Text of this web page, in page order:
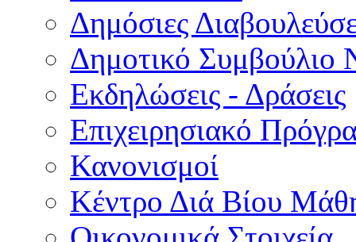
Δημόσιες
Δημοτικό Συμβούλιο
Εκδηλώσεις - Δράσεις
Επιχειρησιακό
Κανονισμοί
Κέντρο Διά Βίου